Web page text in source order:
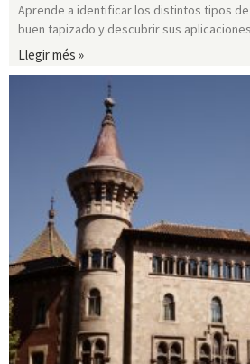
Aprende a identificar los distintos tipos
buen tapizado y descubrir sus
Llegir més »